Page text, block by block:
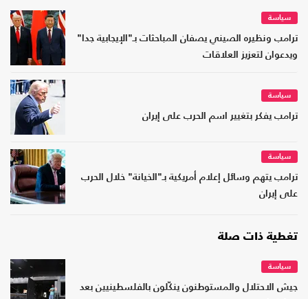
سياسة
ترامب ونظيره الصيني يصفان المباحثات بـ"الإيجابية جدا"
ويدعوان لتعزيز العلاقات
سياسة
ترامب يفكر بتغيير اسم الحرب على إيران
سياسة
ترامب يتهم وسائل إعلام أمريكية بـ"الخيانة" خلال الحرب
على إيران
تغطية ذات صلة
سياسة
جيش الاحتلال والمستوطنون ينكّلون بالفلسطينيين بعد